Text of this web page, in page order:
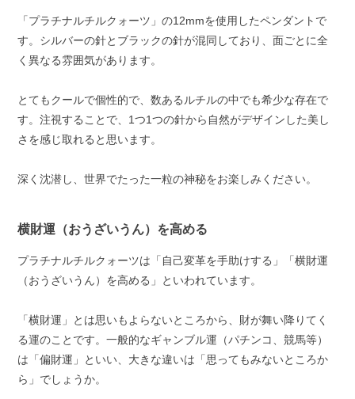
「プラチナルチルクォーツ」の12mmを使用したペンダントで
す。シルバーの針とブラックの針が混同しており、面ごとに全
く異なる雰囲気があります。
とてもクールで個性的で、数あるルチルの中でも希少な存在で
す。注視することで、1つ1つの針から自然がデザインした美し
さを感じ取れると思います。
深く沈潜し、世界でたった一粒の神秘をお楽しみください。
横財運（おうざいうん）を高める
プラチナルチルクォーツは「自己変革を手助けする」「横財運
（おうざいうん）を高める」といわれています。
「横財運」とは思いもよらないところから、財が舞い降りてく
る運のことです。一般的なギャンブル運（パチンコ、競馬等）
は「偏財運」といい、大きな違いは「思ってもみないところか
ら」でしょうか。